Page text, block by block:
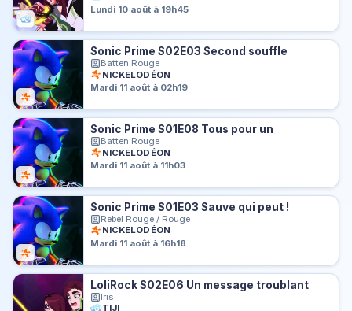
Lundi 10 août à 19h45
Sonic Prime S02E03 Second souffle
Batten Rouge
NICKELODÉON
Mardi 11 août à 02h19
Sonic Prime S01E08 Tous pour un
Batten Rouge
NICKELODÉON
Mardi 11 août à 11h03
Sonic Prime S01E03 Sauve qui peut !
Rebel Rouge / Rouge
NICKELODÉON
Mardi 11 août à 16h18
LoliRock S02E06 Un message troublant
Iris
TIJI